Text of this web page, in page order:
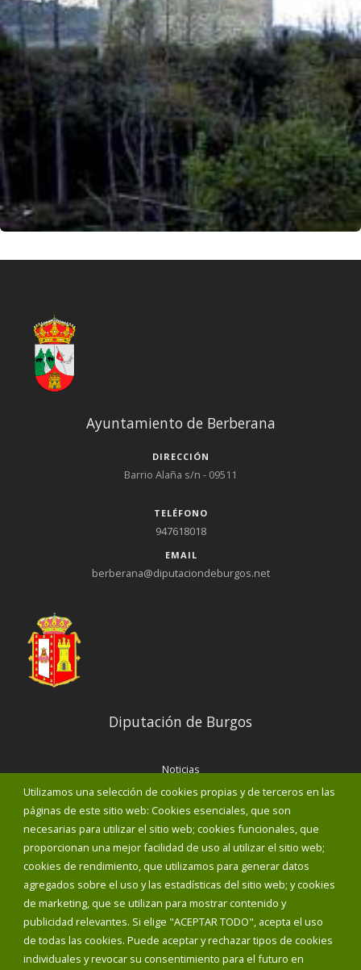
Utilizamos una selección de cookies propias y de terceros en las
páginas de este sitio web: Cookies esenciales, que son
necesarias para utilizar el sitio web; cookies funcionales, que
proporcionan una mejor facilidad de uso al utilizar el sitio web;
cookies de rendimiento, que utilizamos para generar datos
agregados sobre el uso y las estadísticas del sitio web; y cookies
de marketing, que se utilizan para mostrar contenido y
publicidad relevantes. Si elige "ACEPTAR TODO", acepta el uso
de todas las cookies. Puede aceptar y rechazar tipos de cookies
individuales y revocar su consentimiento para el futuro en
Ayuntamiento de Berberana
DIRECCIÓN
Barrio Alaña s/n - 09511
TELÉFONO
947618018
EMAIL
berberana@diputaciondeburgos.net
Diputación de Burgos
Noticias
Eventos
Corporación Municipal
Teléfonos de interés
INICIAR SESIÓN
MAPA WEB